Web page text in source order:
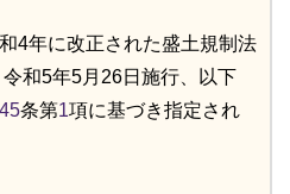
4年に改正された盛土規制法
和5年5月26日施行、以下
45条第1項に基づき指定され